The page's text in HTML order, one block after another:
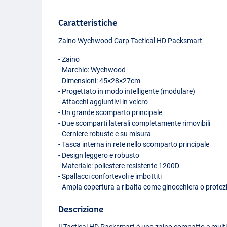
Caratteristiche
Zaino Wychwood Carp Tactical HD Packsmart
- Zaino
- Marchio: Wychwood
- Dimensioni: 45×28×27cm
- Progettato in modo intelligente (modulare)
- Attacchi aggiuntivi in velcro
- Un grande scomparto principale
- Due scomparti laterali completamente rimovibili
- Cerniere robuste e su misura
- Tasca interna in rete nello scomparto principale
- Design leggero e robusto
- Materiale: poliestere resistente 1200D
- Spallacci confortevoli e imbottiti
- Ampia copertura a ribalta come ginocchiera o
Descrizione